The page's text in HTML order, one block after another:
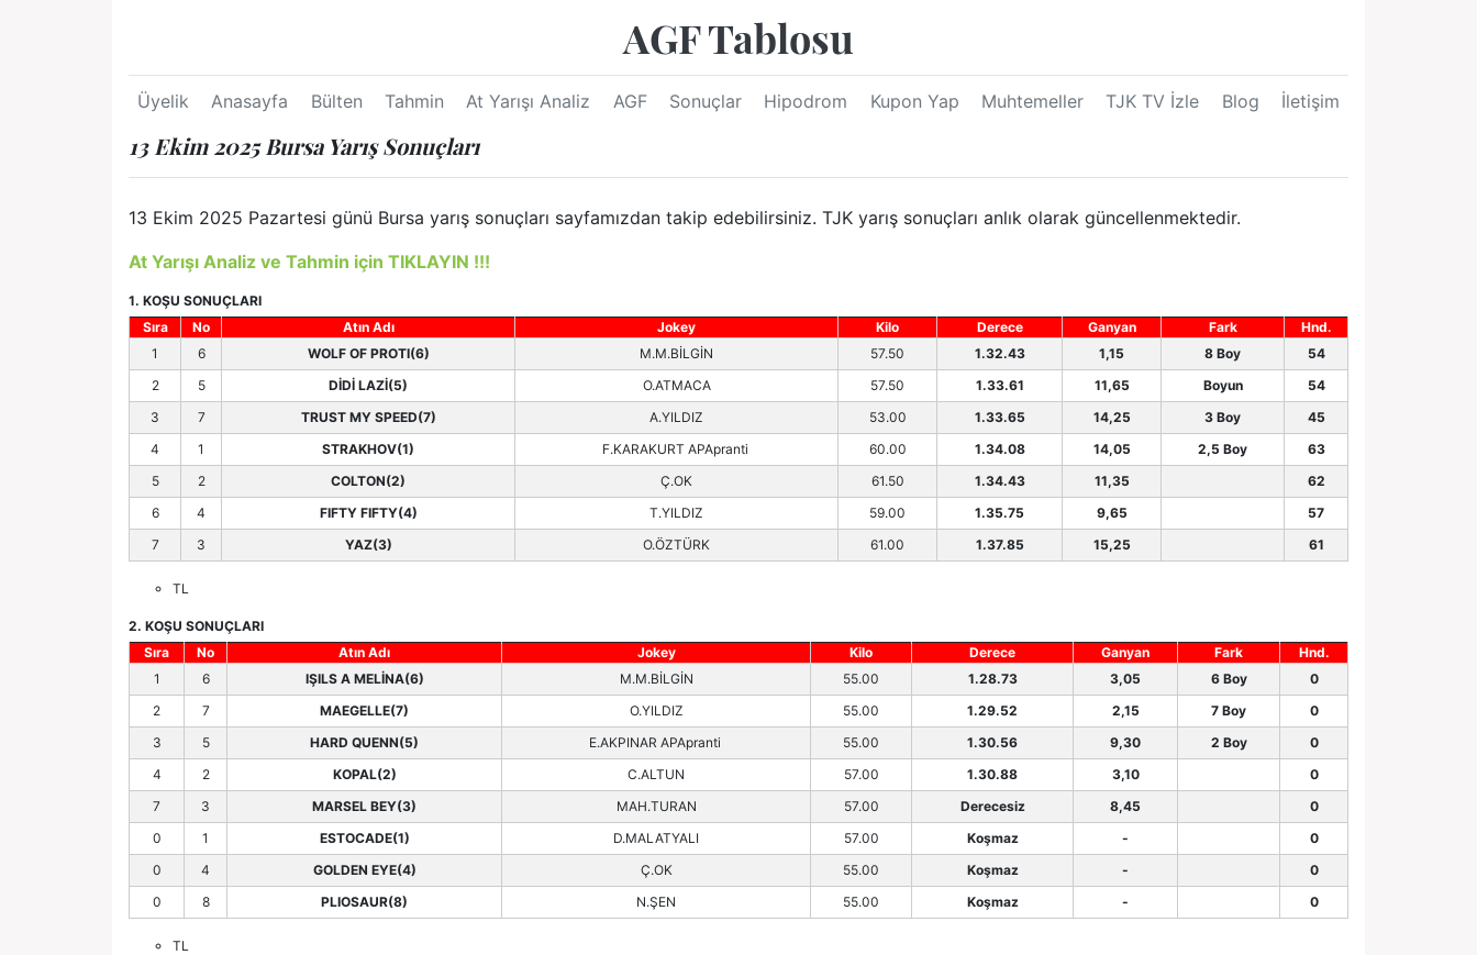
AGF Tablosu
Üyelik Anasayfa Bülten Tahmin At Yarışı Analiz AGF Sonuçlar Hipodrom Kupon Yap Muhtemeller TJK TV İzle Blog İletişim
13 Ekim 2025 Bursa Yarış Sonuçları
13 Ekim 2025 Pazartesi günü Bursa yarış sonuçları sayfamızdan takip edebilirsiniz. TJK yarış sonuçları anlık olarak güncellenmektedir.
At Yarışı Analiz ve Tahmin için TIKLAYIN !!!
1. KOŞU SONUÇLARI
Sıra
No Atın Adı Jokey Kilo Derece Ganyan Fark
Hnd.
1
6 WOLF OF PROTI(6) M.M.BİLGİN 57.50 1.32.43 1,15 8 Boy
54
2
5 DİDİ LAZİ(5) O.ATMACA 57.50 1.33.61 11,65 Boyun
54
3
7 TRUST MY SPEED(7) A.YILDIZ 53.00 1.33.65 14,25 3 Boy
45
4
1 STRAKHOV(1) F.KARAKURT APApranti 60.00 1.34.08 14,05 2,5 Boy
63
5
2 COLTON(2) Ç.OK 61.50 1.34.43 11,35
62
6
4 FIFTY FIFTY(4) T.YILDIZ 59.00 1.35.75 9,65
57
7
3 YAZ(3) O.ÖZTÜRK 61.00 1.37.85 15,25 61
TL
2. KOŞU SONUÇLARI
Sıra
No Atın Adı Jokey Kilo Derece Ganyan Fark
Hnd.
1
6 IŞILS A MELİNA(6) M.M.BİLGİN 55.00 1.28.73 3,05 6 Boy
0
2
7 MAEGELLE(7) O.YILDIZ 55.00 1.29.52 2,15 7 Boy
0
3
5 HARD QUENN(5) E.AKPINAR APApranti 55.00 1.30.56 9,30 2 Boy
0
4
2 KOPAL(2) C.ALTUN 57.00 1.30.88 3,10
0
7
3 MARSEL BEY(3) MAH.TURAN 57.00 Derecesiz 8,45
0
0
1 ESTOCADE(1) D.MALATYALI 57.00 Koşmaz -
0
0
4 GOLDEN EYE(4) Ç.OK 55.00 Koşmaz -
0
0
8 PLIOSAUR(8) N.ŞEN 55.00 Koşmaz - 0
TL